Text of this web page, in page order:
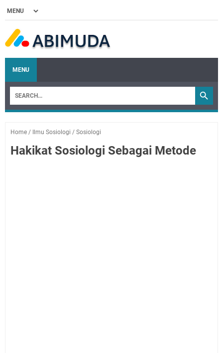
MENU
Home / Ilmu Sosiologi / Sosiologi
Hakikat Sosiologi Sebagai Metode